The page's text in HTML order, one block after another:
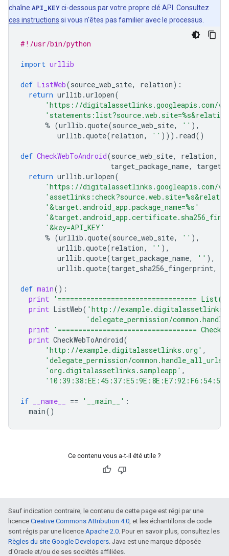
chaîne API_KEYci-dessous par votre propre clé API. Consultez
ces instructions si vous n'êtes pas familier avec le processus.
#!/usr/bin/python
import urllib
def ListWeb(source_web_site, relation):
return urllib .urlopen(
'https://digitalassetlinks.googleapis.com/
'statements:list?source.web.site=%s
% (urllib .quote(source_web_site, '' ),
urllib .quote(relation, '' ))) . read()
def CheckWebToAndroid(source_web_site, relation,
target_package_name,
return urllib .urlopen(
'https://digitalassetlinks.googleapis.com/
'assetlinks:check?source.web.site=%s
'&target.android_app.package_name=%s '
'&key=API_KEY'
% (urllib .quote(source_web_site, '' ),
urllib .quote(relation, '' ),
urllib .quote(target_package_name, '' ),
urllib .quote(target_sha256_fingerprint,
def main():
print '==================================
print ListWeb( 'http://
'delegate_permission/
print '==================================
print CheckWebToAndroid(
'http://example.digitalassetlinks.org' ,
'delegate_permission/common.handle_all_urls'
'org.digitalassetlinks.sampleapp' ,
if __name__ == '__main__' :
main()
Ce contenu vous a-t-il été utile ?
Sauf indication contraire, le contenu de cette page est régi par une
licence Creative Commons Attribution 4.0, et les échantillons de code
sont régis par une licence Apache 2.0. Pour en savoir plus, consultez les
Règles du site Google Developers. Java est une marque déposée
d'Oracle et/ou de ses sociétés affiliées.